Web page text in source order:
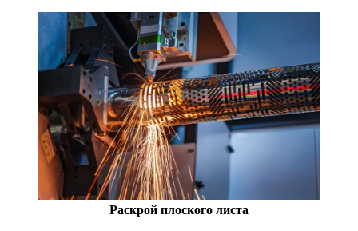
Раскрой плоского листа